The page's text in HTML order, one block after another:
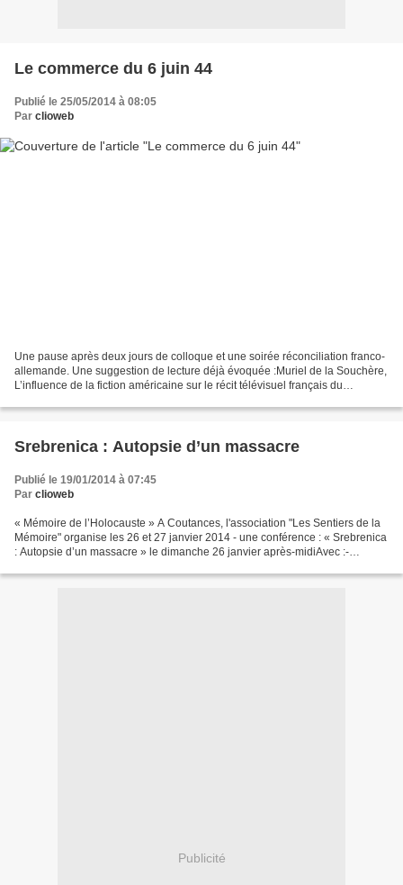
Le commerce du 6 juin 44
Publié le 25/05/2014 à 08:05
Par clioweb
Une pause après deux jours de colloque et une soirée réconciliation franco-
allemande. Une suggestion de lecture déjà évoquée :Muriel de la Souchère,
L’influence de la fiction américaine sur le récit télévisuel français du
Srebrenica : Autopsie d’un massacre
Publié le 19/01/2014 à 07:45
Par clioweb
« Mémoire de l’Holocauste » A Coutances, l'association "Les Sentiers de la
Mémoire" organise les 26 et 27 janvier 2014 - une conférence : « Srebrenica
: Autopsie d’un massacre » le dimanche 26 janvier après-midiAvec :-
Publicité